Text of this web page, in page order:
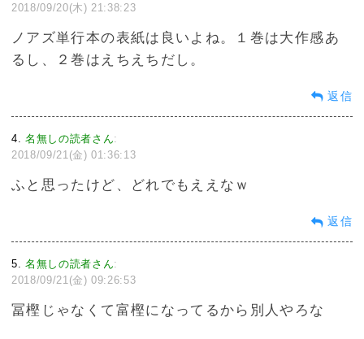
2018/09/20(木) 21:38:23
ノアズ単行本の表紙は良いよね。１巻は大作感あ
るし、２巻はえちえちだし。
返信
4 名無しの読者さん:
2018/09/21(金) 01:36:13
ふと思ったけど、どれでもええなｗ
返信
5 名無しの読者さん:
2018/09/21(金) 09:26:53
冨樫じゃなくて富樫になってるから別人やろな